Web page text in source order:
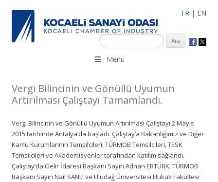
TR | EN
KSO 3500’ü aşkın sanayi kuruluşuna uzman çalışanları ile İzmit
Merkez, Çayırova, Dilovası, Gebze ve İMES OSB’deki ofisleri ile
Menü
Vergi Bilincinin ve Gönüllü Uyumun
Artırılması Çalıştayı Tamamlandı.
Vergi Bilincinin ve Gönüllü Uyumun Artırılması Çalıştayı 2 Mayıs
2015 tarihinde Antalya’da başladı. Çalıştay’a Bakanlığımız ve Diğer
Kamu Kurumlarının Temsilcileri, TÜRMOB Temsilcileri, TESK
Temsilcileri ve Akademisyenler tarafından katılım sağlandı.
Çalıştay’da Gelir İdaresi Başkanı Sayın Adnan ERTÜRK, TÜRMOB
Başkanı Sayın Nail SANLI ve Uludağ Üniversitesi Hukuk Fakültesi